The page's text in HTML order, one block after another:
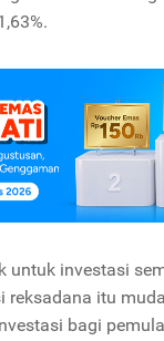
untuk investasi
reksadana itu
bagi